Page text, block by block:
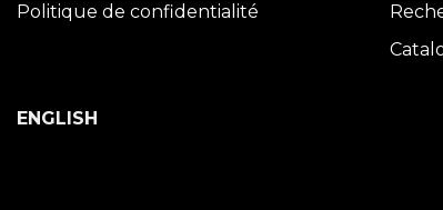
Politique de confidentialité
ENGLISH